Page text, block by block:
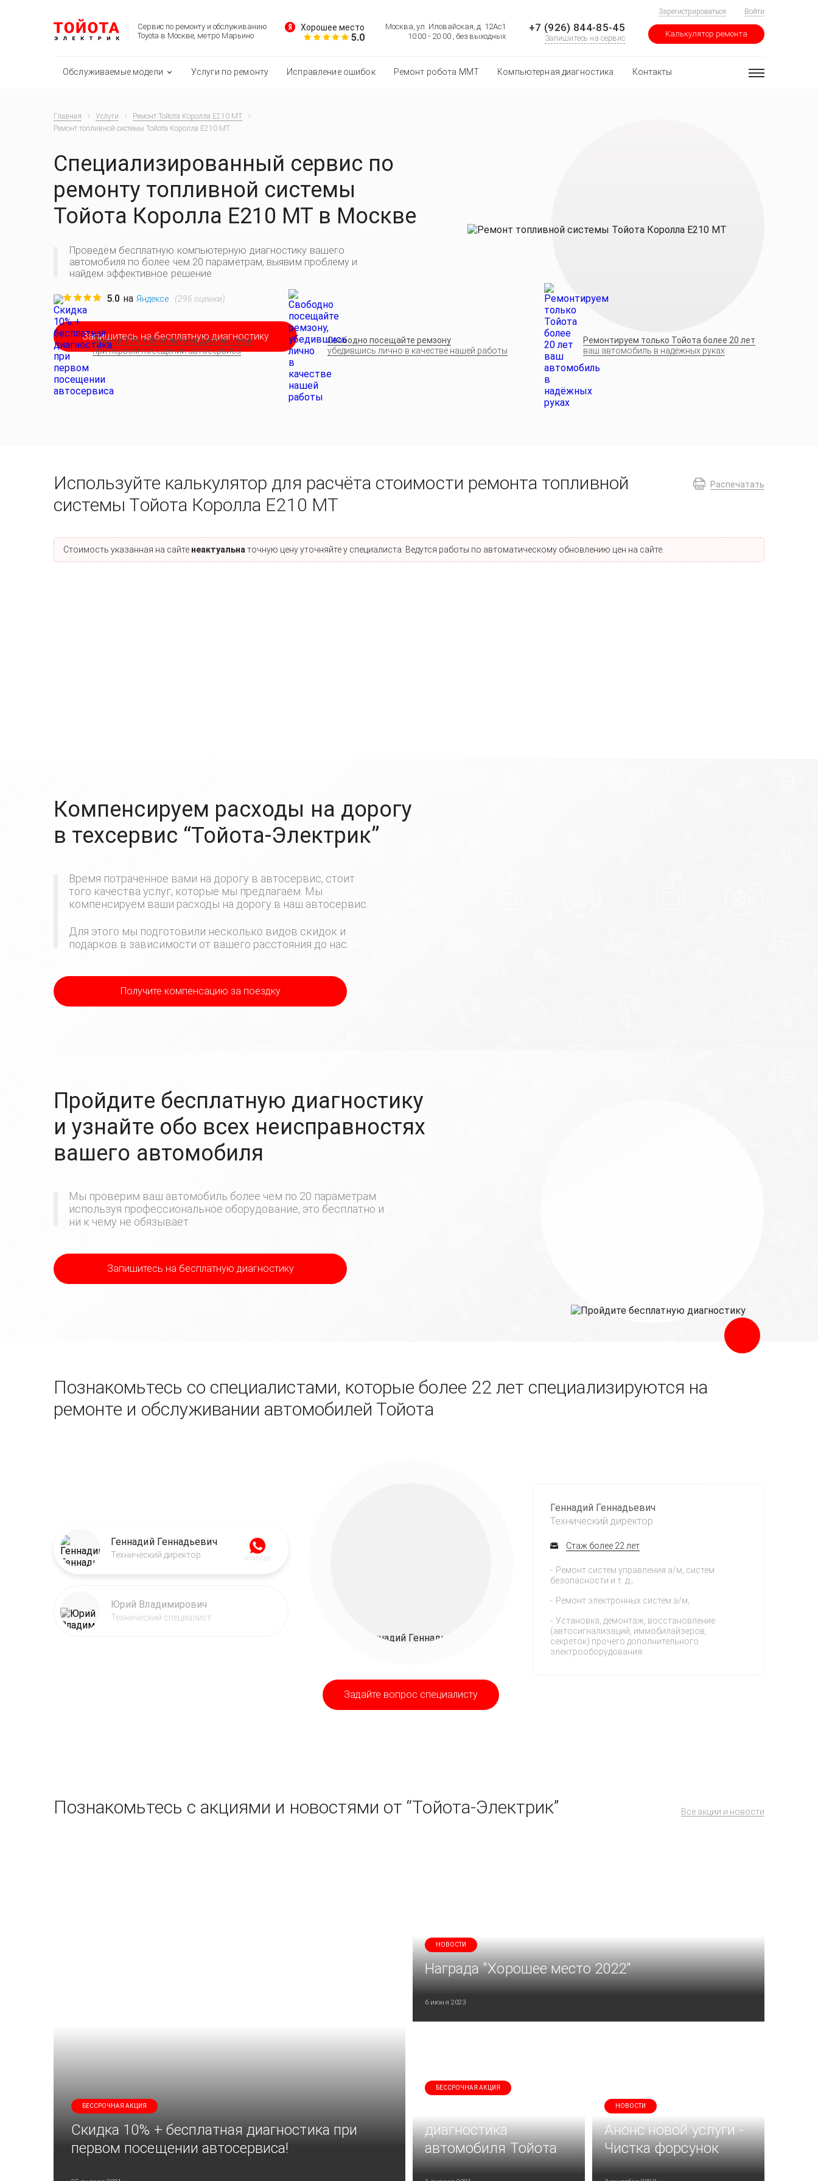
Сервис по ремонту и обслуживанию
Toyota в Москве, метро Марьино
Зарегистрироваться Войти
Хорошее место
5.0
Москва, ул. Иловайская, д. 12Ас1
10:00 - 20:00 , без выходных
+7 (926) 844-85-45
Запишитесь на сервис Калькулятор ремонта
Обслуживаемые модели Услуги по ремонту Исправление ошибок Ремонт робота MMT Компьютерная диагностика Контакты
Главная Услуги
Ремонт Тойота Королла E210 MT
Ремонт топливной системы Тойота Королла E210 MT
Специализированный сервис по
ремонту топливной системы
Тойота Королла E210 MT в Москве
Проведём бесплатную компьютерную диагностику вашего
автомобиля по более чем 20 параметрам, выявим проблему и
найдем эффективное решение
5.0 на Яндексе (296 оценки)
Запишитесь на бесплатную диагностику
Скидка 10% + бесплатная диагностика
при первом посещении автосервиса
Свободно посещайте ремзону
убедившись лично в качестве нашей работы
Ремонтируем только Тойота более 20 лет
ваш автомобиль в надёжных руках
Распечатать
Используйте калькулятор для расчёта стоимости ремонта топливной
системы Тойота Королла E210 MT
Стоимость указанная на сайте неактуальна точную цену уточняйте у специалиста. Ведутся работы по автоматическому обновлению цен на сайте.
Компенсируем расходы на дорогу
в техсервис “Тойота-Электрик”
Время потраченное вами на дорогу в автосервис, стоит
того качества услуг, которые мы предлагаем. Мы
компенсируем ваши расходы на дорогу в наш автосервис.
Для этого мы подготовили несколько видов скидок и
подарков в зависимости от вашего расстояния до нас.
Получите компенсацию за поездку
Пройдите бесплатную диагностику
и узнайте обо всех неисправностях
вашего автомобиля
Мы проверим ваш автомобиль более чем по 20 параметрам
используя профессиональное оборудование, это бесплатно и
ни к чему не обязывает
Запишитесь на бесплатную диагностику
Познакомьтесь со специалистами, которые более 22 лет специализируются на
ремонте и обслуживании автомобилей Тойота
Геннадий Геннадьевич
Технический директор WhatsApp
Юрий Владимирович
Технический специалист
Задайте вопрос специалисту
Геннадий Геннадьевич
Технический директор
Стаж более 22 лет
Ремонт систем управления а/м, систем
безопасности и т. д.;
Ремонт электронных систем а/м;
Установка, демонтаж, восстановление
(автосигнализаций, иммобилайзеров,
секреток) прочего дополнительного
электрооборудования.
Все акции и новости
Познакомьтесь с акциями и новостями от “Тойота-Электрик”
БЕССРОЧНАЯ АКЦИЯ
Скидка 10% + бесплатная диагностика при
первом посещении автосервиса!
НОВОСТИ
Награда "Хорошее место 2022"
6 июня 2023
БЕССРОЧНАЯ АКЦИЯ
диагностика
автомобиля Тойота
НОВОСТИ
Анонс новой услуги -
Чистка форсунок